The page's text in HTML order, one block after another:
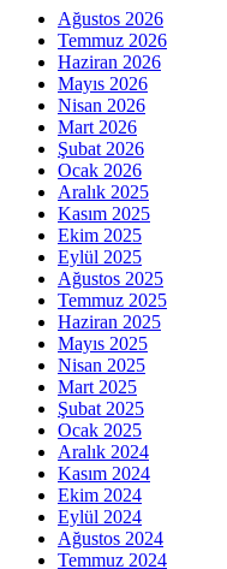
Ağustos 2026
Temmuz 2026
Haziran 2026
Mayıs 2026
Nisan 2026
Mart 2026
Şubat 2026
Ocak 2026
Aralık 2025
Kasım 2025
Ekim 2025
Eylül 2025
Ağustos 2025
Temmuz 2025
Haziran 2025
Mayıs 2025
Nisan 2025
Mart 2025
Şubat 2025
Ocak 2025
Aralık 2024
Kasım 2024
Ekim 2024
Eylül 2024
Ağustos 2024
Temmuz 2024